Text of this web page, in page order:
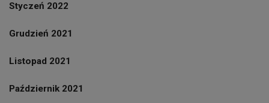
Styczeń 2022
Grudzień 2021
Listopad 2021
Październik 2021